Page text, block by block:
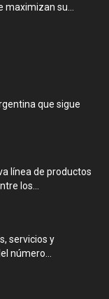
maximizan su...
que sigue
línea de productos
los...
servicios y
número...